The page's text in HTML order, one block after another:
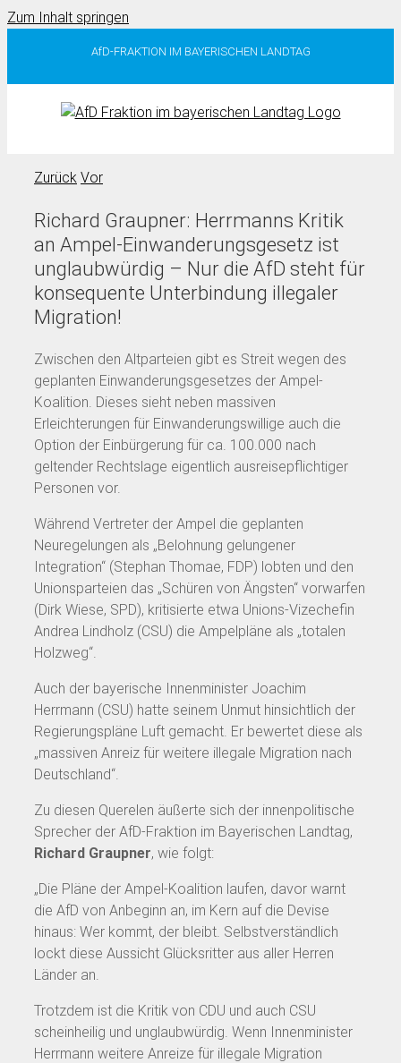
Zum Inhalt springen
AfD-FRAKTION IM BAYERISCHEN LANDTAG
Zurück Vor
Richard Graupner: Herrmanns Kritik
an Ampel-Einwanderungsgesetz ist
unglaubwürdig – Nur die AfD steht für
konsequente Unterbindung illegaler
Migration!
Zwischen den Altparteien gibt es Streit wegen des
geplanten Einwanderungsgesetzes der Ampel-
Koalition. Dieses sieht neben massiven
Erleichterungen für Einwanderungswillige auch die
Option der Einbürgerung für ca. 100.000 nach
geltender Rechtslage eigentlich ausreisepflichtiger
Personen vor.
Während Vertreter der Ampel die geplanten
Neuregelungen als „Belohnung gelungener
Integration“ (Stephan Thomae, FDP) lobten und den
Unionsparteien das „Schüren von Ängsten“ vorwarfen
(Dirk Wiese, SPD), kritisierte etwa Unions-Vizechefin
Andrea Lindholz (CSU) die Ampelpläne als „totalen
Holzweg“.
Auch der bayerische Innenminister Joachim
Herrmann (CSU) hatte seinem Unmut hinsichtlich der
Regierungspläne Luft gemacht. Er bewertet diese als
„massiven Anreiz für weitere illegale Migration nach
Deutschland“.
Zu diesen Querelen äußerte sich der innenpolitische
Sprecher der AfD-Fraktion im Bayerischen Landtag,
Richard Graupner, wie folgt:
„Die Pläne der Ampel-Koalition laufen, davor warnt
die AfD von Anbeginn an, im Kern auf die Devise
hinaus: Wer kommt, der bleibt. Selbstverständlich
lockt diese Aussicht Glücksritter aus aller Herren
Länder an.
Trotzdem ist die Kritik von CDU und auch CSU
scheinheilig und unglaubwürdig. Wenn Innenminister
Herrmann weitere Anreize für illegale Migration